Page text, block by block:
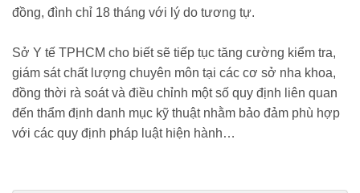
đồng, đình chỉ 18 tháng với lý do tương tự.
Sở Y tế TPHCM cho biết sẽ tiếp tục tăng cường kiểm tra,
giám sát chất lượng chuyên môn tại các cơ sở nha khoa,
đồng thời rà soát và điều chỉnh một số quy định liên quan
đến thẩm định danh mục kỹ thuật nhằm bảo đảm phù hợp
với các quy định pháp luật hiện hành…